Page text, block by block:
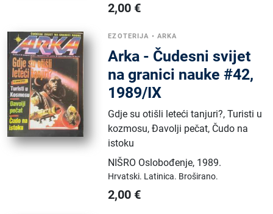
2,00 €
EZOTERIJA • ARKA
Arka - Čudesni svijet
na granici nauke #42,
1989/IX
Gdje su otišli leteći tanjuri?, Turisti u
kozmosu, Đavolji pečat, Čudo na
istoku
NIŠRO Oslobođenje, 1989.
Hrvatski. Latinica. Broširano.
2,00 €